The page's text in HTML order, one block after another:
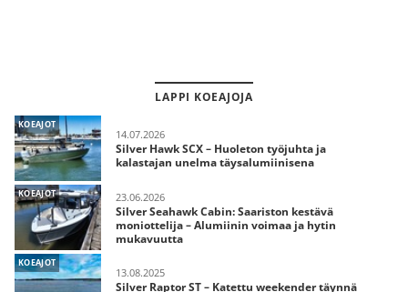
LAPPI KOEAJOJA
KOEAJOT
14.07.2026
Silver Hawk SCX – Huoleton työjuhta ja
kalastajan unelma täysalumiinisena
KOEAJOT 23.06.2026
Silver Seahawk Cabin: Saariston kestävä
moniottelija – Alumiinin voimaa ja hytin
mukavuutta
KOEAJOT
13.08.2025
Silver Raptor ST – Katettu weekender täynnä